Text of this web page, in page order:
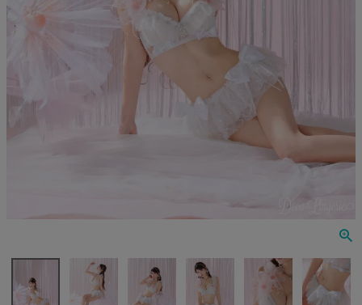
PURESS
an
コスプレ
浴衣